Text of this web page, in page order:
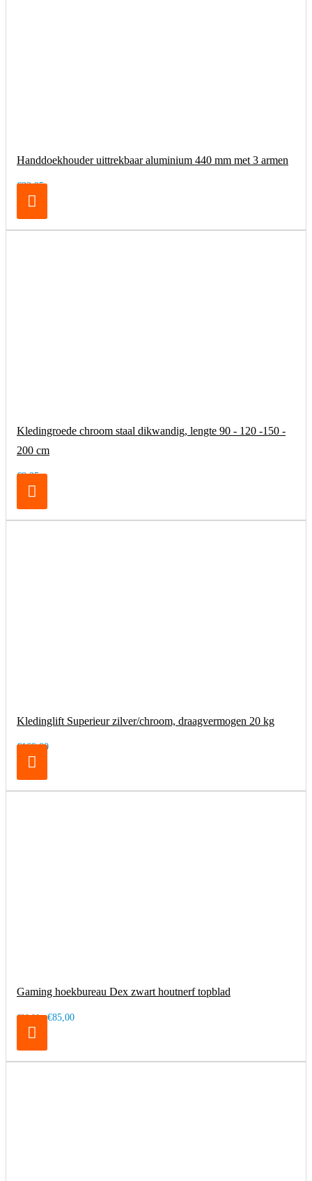
Handdoekhouder uittrekbaar aluminium 440 mm met 3 armen
€32,95
Kledingroede chroom staal dikwandig, lengte 90 - 120 -150 -
200 cm
€8,25
Kledinglift Superieur zilver/chroom, draagvermogen 20 kg
€169,00
Gaming hoekbureau Dex zwart houtnerf topblad
€99,00 €85,00